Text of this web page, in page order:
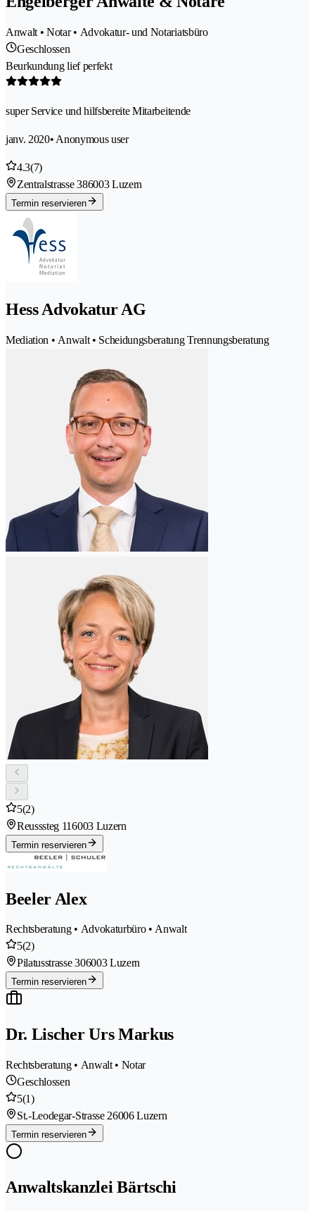
Anwalt • Notar • Advokatur- und Notariatsbüro
Geschlossen
Beurkundung lief perfekt
super Service und hilfsbereite Mitarbeitende
janv. 2020• Anonymous user
4.3(7)
Zentralstrasse 386003 Luzern
Termin reservieren
Hess Advokatur AG
Mediation • Anwalt • Scheidungsberatung Trennungsberatung
5(2)
Reusssteg 116003 Luzern
Termin reservieren
Beeler Alex
Rechtsberatung • Advokaturbüro • Anwalt
5(2)
Pilatusstrasse 306003 Luzern
Termin reservieren
Dr. Lischer Urs Markus
Rechtsberatung • Anwalt • Notar
Geschlossen
5(1)
St.-Leodegar-Strasse 26006 Luzern
Termin reservieren
Anwaltskanzlei Bärtschi